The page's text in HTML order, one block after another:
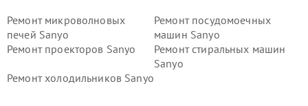
Ремонт микроволновых
печей Sanyo
Ремонт посудомоечных
машин Sanyo
Ремонт проекторов Sanyo
Ремонт стиральных машин
Sanyo
Ремонт холодильников Sanyo